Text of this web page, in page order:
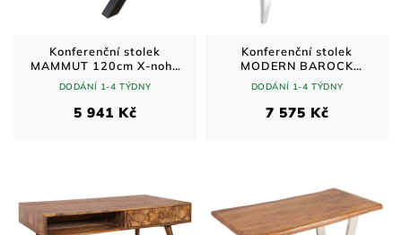
Konferenční stolek
MAMMUT 120cm X-nohy
25mm akátové dřevo
medová úprava
DODÁNÍ 1-4 TÝDNY
5 941 Kč
Konferenční stolek
MODERN BAROCK
BARRACUDA 100cm
chrom
DODÁNÍ 1-4 TÝDNY
7 575 Kč